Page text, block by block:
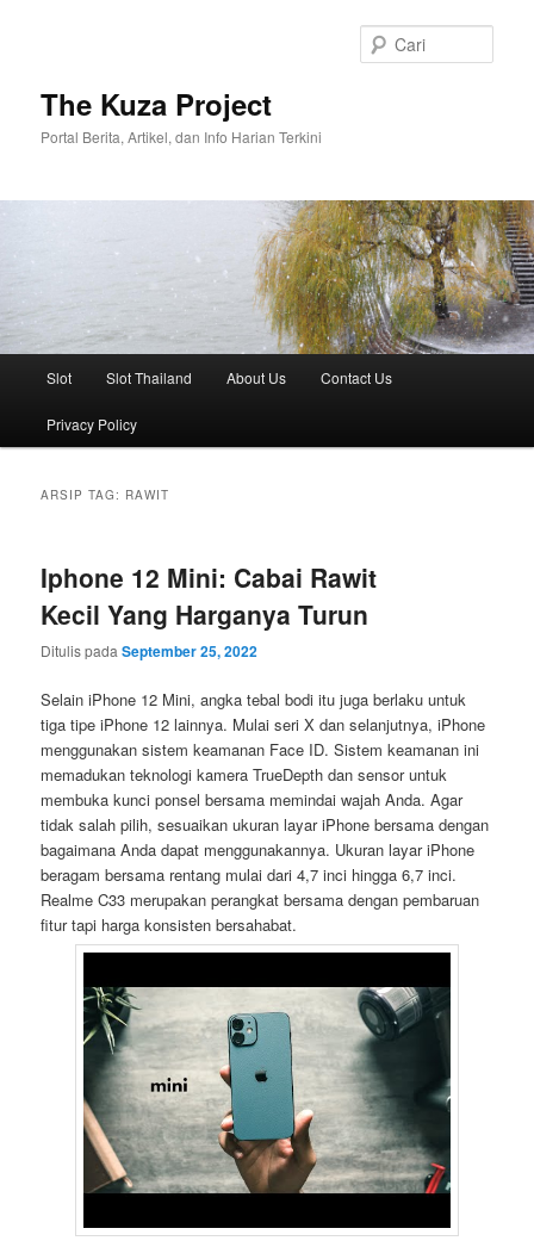
The Kuza Project
Portal Berita, Artikel, dan Info Harian Terkini
Slot Slot Thailand About Us Contact Us
Privacy Policy
ARSIP TAG: RAWIT
Iphone 12 Mini: Cabai Rawit
Kecil Yang Harganya Turun
Ditulis padaSeptember 25, 2022
Selain iPhone 12 Mini, angka tebal bodi itu juga berlaku untuk
tiga tipe iPhone 12 lainnya. Mulai seri X dan selanjutnya, iPhone
menggunakan sistem keamanan Face ID. Sistem keamanan ini
memadukan teknologi kamera TrueDepth dan sensor untuk
membuka kunci ponsel bersama memindai wajah Anda. Agar
tidak salah pilih, sesuaikan ukuran layar iPhone bersama dengan
bagaimana Anda dapat menggunakannya. Ukuran layar iPhone
beragam bersama rentang mulai dari 4,7 inci hingga 6,7 inci.
Realme C33 merupakan perangkat bersama dengan pembaruan
fitur tapi harga konsisten bersahabat.